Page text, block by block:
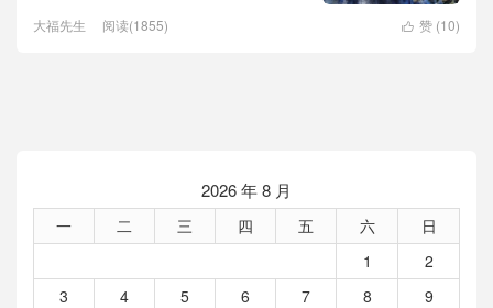
 赞 (10)
大福先生 阅读(1855)
2026 年 8 月
一 二 三 四 五 六
日
1
2
3
4 5 6 7 8
9